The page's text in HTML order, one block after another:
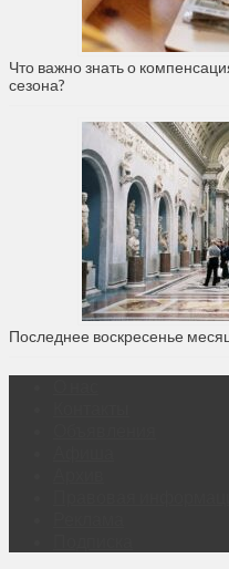
Что важно знать о
сезона?
Последнее воскресенье